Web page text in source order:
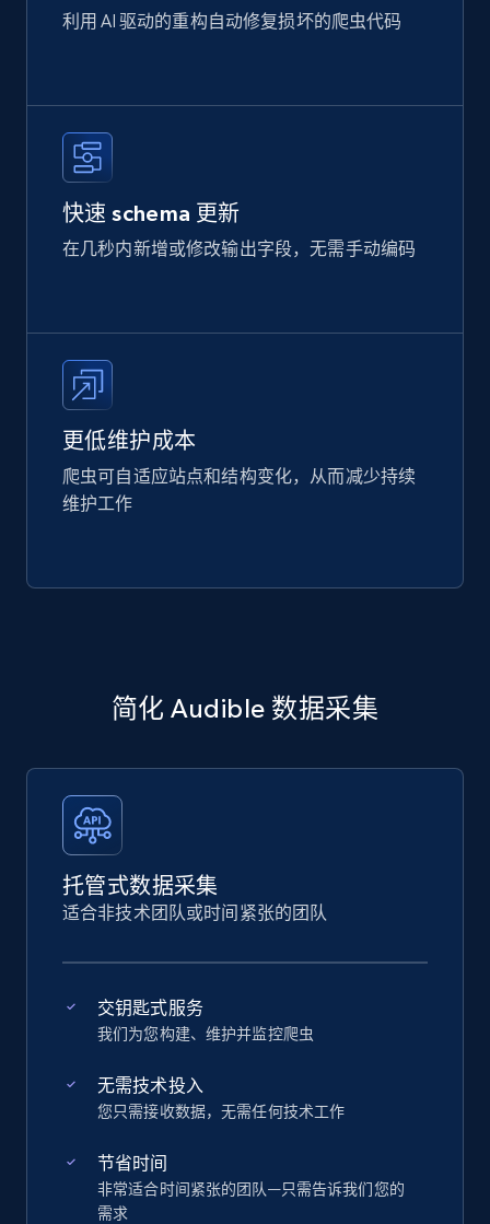
利用 AI 驱动的重构自动修复损坏的爬虫代码
快速 schema 更新
在几秒内新增或修改输出字段，无需手动编码
更低维护成本
爬虫可自适应站点和结构变化，从而减少持续
维护工作
简化 Audible 数据采集
托管式数据采集
适合非技术团队或时间紧张的团队
交钥匙式服务
我们为您构建、维护并监控爬虫
无需技术投入
您只需接收数据，无需任何技术工作
节省时间
非常适合时间紧张的团队—只需告诉我们您的
需求